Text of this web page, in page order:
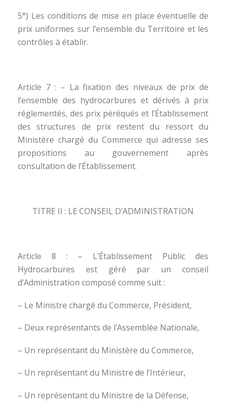
5°) Les conditions de mise en place éventuelle de
prix uniformes sur l’ensemble du Territoire et les
contrôles à établir.
Article 7 : – La fixation des niveaux de prix de
l’ensemble des hydrocarbures et dérivés à prix
réglementés, des prix péréqués et l’Établissement
des structures de prix restent du ressort du
Ministère chargé du Commerce qui adresse ses
propositions au gouvernement après
consultation de l’Établissement.
TITRE II : LE CONSEIL D’ADMINISTRATION
Article 8 : – L’Établissement Public des
Hydrocarbures est géré par un conseil
d’Administration composé comme suit :
– Le Ministre chargé du Commerce, Président,
– Deux représentants de l’Assemblée Nationale,
– Un représentant du Ministère du Commerce,
– Un représentant du Ministre de l’Intérieur,
– Un représentant du Ministre de la Défense,